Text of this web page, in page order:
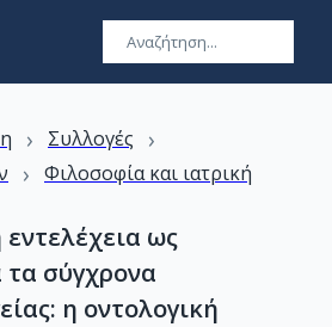
› Συλλογές ›
› Φιλοσοφία και ιατρική
ως
τα σύγχρονα
η οντολογική